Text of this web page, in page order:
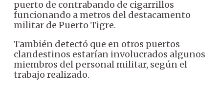
puerto de contrabando de cigarrillos
funcionando a metros del destacamento
militar de Puerto Tigre.
También detectó que en otros puertos
clandestinos estarían involucrados algunos
miembros del personal militar, según el
trabajo realizado.